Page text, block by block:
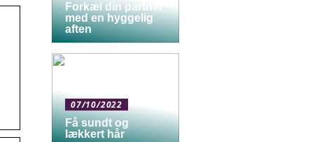
Forkæl din partner
med en hyggelig
aften
07/10/2022
Få sundt og
lækkert hår